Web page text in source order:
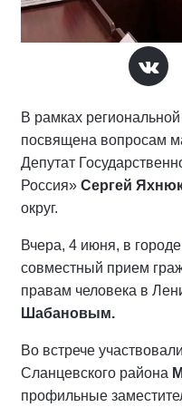
В рамках
посвящена вопросам
Депутат
Россия» Сергей
округ.
Вчера, 4 июня, в
совместный прием
правам человека в
Шабановым.
Во встрече
Сланцевского района
профильные